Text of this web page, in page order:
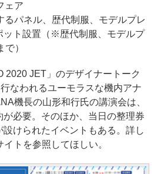
ェア
るパネル、歴代制服、モデルプレ
ット設置（※歴代制服、モデルプ
）
JET」のデザイナートーク
なわれるユーモラスな機内アナ
機長の山形和行氏の講演会は、
が必要。そのほか、当日の整理券
けられたイベントもある。詳し
トを参照してほしい。